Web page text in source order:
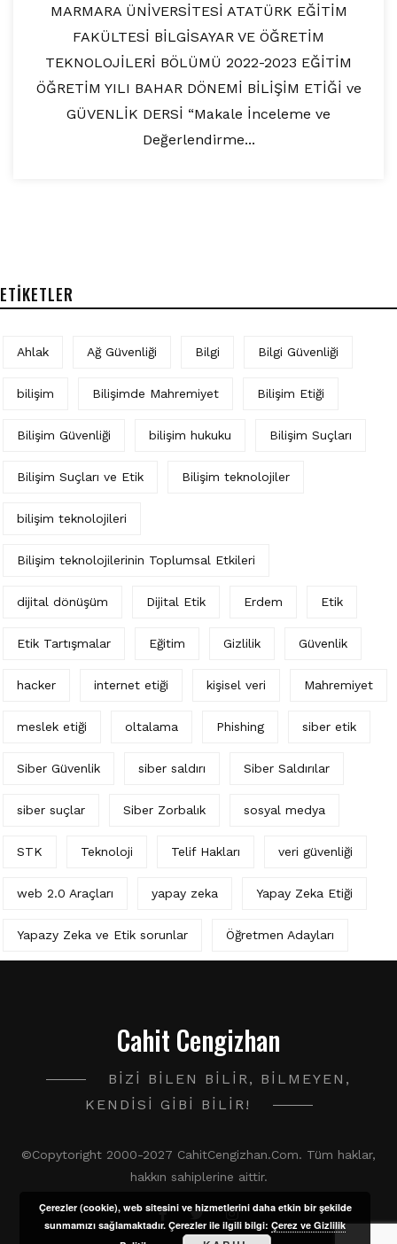
MARMARA ÜNİVERSİTESİ ATATÜRK EĞİTİM
FAKÜLTESİ BİLGİSAYAR VE ÖĞRETİM
TEKNOLOJİLERİ BÖLÜMÜ 2022-2023 EĞİTİM
ÖĞRETİM YILI BAHAR DÖNEMİ BİLİŞİM ETİĞİ ve
GÜVENLİK DERSİ “Makale İnceleme ve
Değerlendirme...
ETIKETLER
Ahlak Ağ Güvenliği Bilgi Bilgi Güvenliği
bilişim Bilişimde Mahremiyet Bilişim Etiği
Bilişim Güvenliği bilişim hukuku Bilişim Suçları
Bilişim Suçları ve Etik Bilişim teknolojiler
bilişim teknolojileri
Bilişim teknolojilerinin Toplumsal Etkileri
dijital dönüşüm Dijital Etik Erdem Etik
Etik Tartışmalar Eğitim Gizlilik Güvenlik
hacker internet etiği kişisel veri Mahremiyet
meslek etiği oltalama Phishing siber etik
Siber Güvenlik siber saldırı Siber Saldırılar
siber suçlar Siber Zorbalık sosyal medya
STK Teknoloji Telif Hakları veri güvenliği
web 2.0 Araçları yapay zeka Yapay Zeka Etiği
Yapazy Zeka ve Etik sorunlar Öğretmen Adayları
Cahit Cengizhan
BIZI BILEN BILIR, BILMEYEN,
KENDISI GIBI BILIR!
©Copytoright 2000-2027 CahitCengizhan.Com. Tüm haklar,
hakkın sahiplerine aittir.
Çerezler (cookie), web sitesini ve hizmetlerini daha etkin bir şekilde
sunmamızı sağlamaktadır. Çerezler ile ilgili bilgi:Çerez ve Gizlilik